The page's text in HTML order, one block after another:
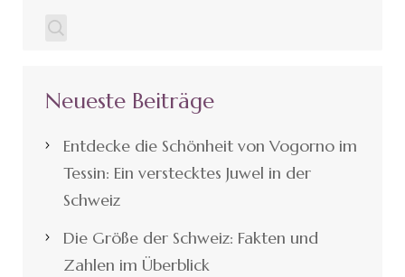
Neueste Beiträge
Entdecke die Schönheit von Vogorno im
Tessin: Ein verstecktes Juwel in der
Schweiz
Die Größe der Schweiz: Fakten und
Zahlen im Überblick